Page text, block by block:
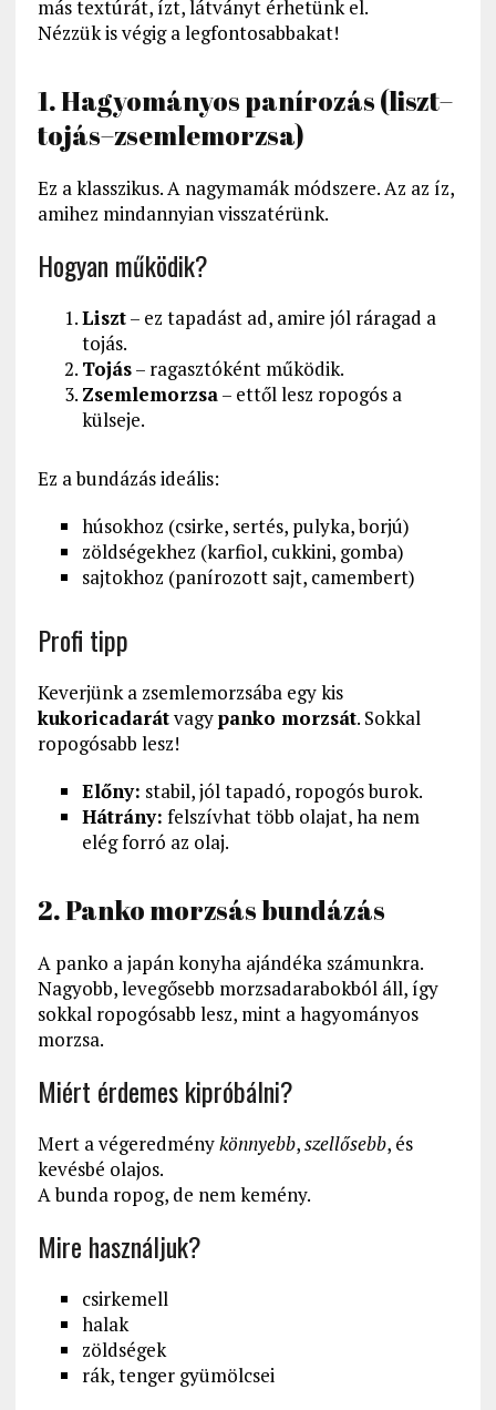
más textúrát, ízt, látványt érhetünk el.
Nézzük is végig a legfontosabbakat!
1. Hagyományos panírozás (liszt–
tojás–zsemlemorzsa)
Ez a klasszikus. A nagymamák módszere. Az az íz,
amihez mindannyian visszatérünk.
Hogyan működik?
Liszt– ez tapadást ad, amire jól ráragad a
tojás.
Tojás– ragasztóként működik.
Zsemlemorzsa– ettől lesz ropogós a
külseje.
Ez a bundázás ideális:
húsokhoz (csirke, sertés, pulyka, borjú)
zöldségekhez (karfiol, cukkini, gomba)
sajtokhoz (panírozott sajt, camembert)
Profi tipp
Keverjünk a zsemlemorzsába egy kis
kukoricadarátvagypanko morzsát. Sokkal
ropogósabb lesz!
Előny: stabil, jól tapadó, ropogós burok.
Hátrány: felszívhat több olajat, ha nem
elég forró az olaj.
2. Panko morzsás bundázás
A panko a japán konyha ajándéka számunkra.
Nagyobb, levegősebb morzsadarabokból áll, így
sokkal ropogósabb lesz, mint a hagyományos
morzsa.
Miért érdemes kipróbálni?
Mert a végeredménykönnyebb,szellősebb, és
kevésbé olajos.
A bunda ropog, de nem kemény.
Mire használjuk?
csirkemell
halak
zöldségek
rák, tenger gyümölcsei